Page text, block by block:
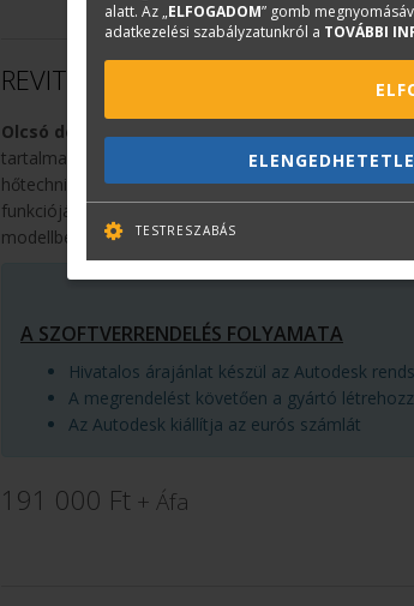
REVIT LT ÚJ ELŐFIZETÉS 1 ÉVRE
Olcsó de hatékony BIM alapú tervezés
tartalmaz minden olyan információt, amely
hőtechnikai vagy kivitelezési szervezési
funkciójának eredményeként, bármilyen adatot
modellben megjelennek.
A SZOFTVERRENDELÉS FOLYAMATA
Hivatalos árajánlat készül az Autodesk
A megrendelést követően a gyártó
Az Autodesk kiállítja az eurós számlát
191 000 Ft + Áfa
alatt. Az „ELFOGADOM” gomb
adatkezelési szabályzatunkról a TOVÁBBI
TESTRESZABÁS